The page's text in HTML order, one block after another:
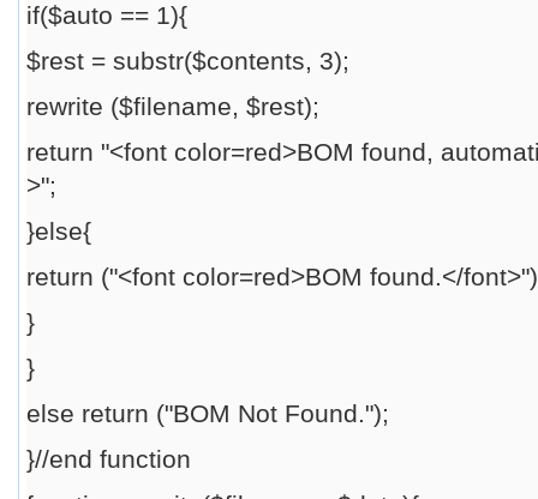
if($auto == 1){
$rest = substr($contents, 3);
rewrite ($filename, $rest);
return "<font color=red>BOM found,
>";
}else{
return ("<font color=red>BOM found.</
}
}
else return ("BOM Not Found.");
}//end function